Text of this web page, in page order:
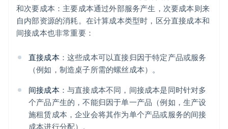
和次要成本：主要成本通过外部服务产生，次要成本则来
自内部资源的消耗。在计算成本类型时，区分直接成本和
间接成本也非常重要：
直接成本：这些成本可以直接归因于特定产品或服务
（例如，制造桌子所需的螺丝成本）。
间接成本：与直接成本不同，间接成本是同时针对多
个产品产生的，不能归因于单一产品（例如，生产设
施租赁成本，企业会将其作为单个产品或服务的间接
成本进行分配）。